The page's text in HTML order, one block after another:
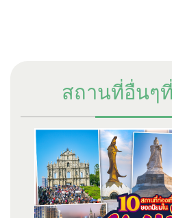
สถานที่อื่นๆ